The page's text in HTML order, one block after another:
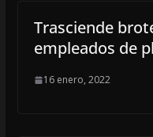
Trasciende
empleados de
16 enero, 2022